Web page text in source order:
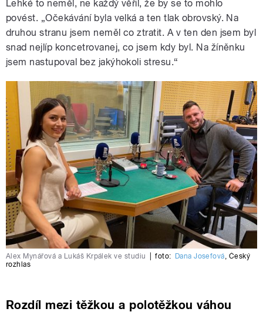
Lehké to neměl, ne každý věřil, že by se to mohlo
povést. „Očekávání byla velká a ten tlak obrovský. Na
druhou stranu jsem neměl co ztratit. A v ten den jsem byl
snad nejlíp koncetrovanej, co jsem kdy byl. Na žíněnku
jsem nastupoval bez jakýhokoli stresu.“
Alex Mynářová a Lukáš Krpálek ve studiu foto: Dana Josefová, Český
rozhlas
Rozdíl mezi těžkou a polotěžkou váhou